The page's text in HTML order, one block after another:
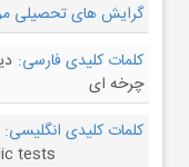
گرایش های تحصیلی
کلمات کلیدی فارسی:
چرخه ای
کلمات کلیدی انگلیسی:
tests